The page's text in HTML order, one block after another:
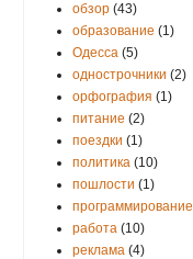
обзор (43)
образование (1)
Одесса (5)
однострочники (2)
орфография (1)
питание (2)
поездки (1)
политика (10)
пошлости (1)
программирование
работа (10)
реклама (4)